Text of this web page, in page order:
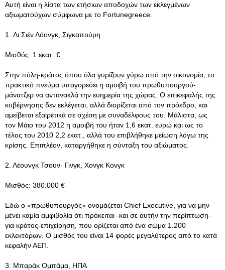
Αυτή είναι η λίστα των ετήσιων αποδοχών των εκλεγμένων
αξιωματούχων σύμφωνα με το Fortunegreece.
1. Λι Σιέν Λόονγκ, Σιγκαπούρη
Μισθός: 1 εκατ. €
Στην πόλη-κράτος όπου όλα γυρίζουν γύρω από την οικονομία, το
πρακτικό πνεύμα υπαγορεύει η αμοιβή του πρωθυπουργού-
μάνατζερ να αντανακλά την ευημερία της χώρας. Ο επικεφαλής της
κυβέρνησης δεν εκλέγεται, αλλά διορίζεται από τον πρόεδρο, και
αμείβεται εξαιρετικά σε σχέση με συναδέλφους του. Μάλιστα, ως
τον Μάιο του 2012 η αμοιβή του ήταν 1,6 εκατ. ευρώ και ως το
τέλος του 2010 2,2 εκατ., αλλά του επιβλήθηκε μείωση λόγω της
κρίσης. Επιπλέον, καταργήθηκε η σύνταξη του αξιώματος.
2. Λέουνγκ Τσουν- Γινγκ, Χονγκ Κονγκ
Μισθός: 380.000 €
Εδώ ο «πρωθυπουργός» ονομάζεται Chief Executive, για να μην
μένει καμία αμφιβολία ότι πρόκειται -και σε αυτήν την περίπτωση-
για κράτος-επιχείρηση, που ορίζεται από ένα σώμα 1.200
εκλεκτόρων. Ο μισθός του είναι 14 φορές μεγαλύτερος από το κατά
κεφαλήν ΑΕΠ.
3. Μπαράκ Ομπάμα, ΗΠΑ